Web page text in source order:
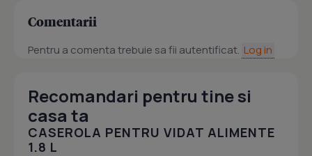
Comentarii
Pentru a comenta trebuie sa fii autentificat. Log in
Recomandari pentru tine si
casa ta
CASEROLA PENTRU VIDAT ALIMENTE
1.8 L